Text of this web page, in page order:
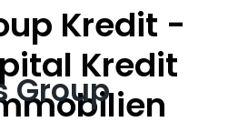
Kredit -
Kredit
Group